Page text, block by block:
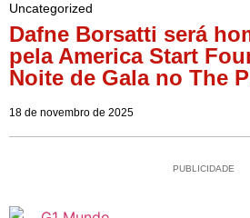
Uncategorized
Dafne Borsatti será
pela America Start
Noite de Gala no The
18 de novembro de 2025
PUBLICIDADE